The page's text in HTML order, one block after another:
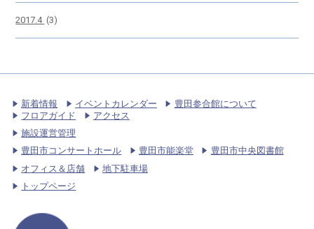
2017.4 (3)
新着情報 イベントカレンダー
豊田参合館について
フロアガイド
アクセス
施設運営管理
豊田市コンサートホール
豊田市能楽堂
豊田市中央図書館
オフィス＆店舗
地下駐車場
トップページ